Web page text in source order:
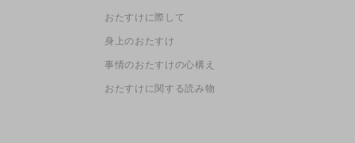
おたすけに際して
身上のおたすけ
事情のおたすけの心構え
おたすけに関する読み物